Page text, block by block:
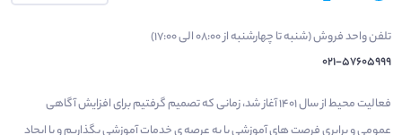
تلفن واحد فروش (شنبه تا چهارشنبه از 08:00 الی 17:00)
021-57605999
فعالیت محیط از سال 1401 آغاز شد، زمانی که تصمیم گرفتیم برای افزایش آگاهی
عمومی و برابری فرصت های آموزشی پا به عرصه ی خدمات آموزشی بگذاریم و با ایجاد